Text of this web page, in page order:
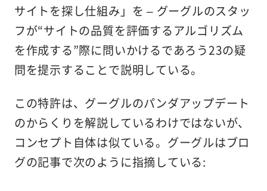
サイトを探し仕組み」を – グーグルのスタッ
フが“サイトの品質を評価するアルゴリズム
を作成する”際に問いかけるであろう23の疑
問を提示することで説明している。
この特許は、グーグルのパンダアップデート
のからくりを解説しているわけではないが、
コンセプト自体は似ている。グーグルはブロ
グの記事で次のように指摘している: